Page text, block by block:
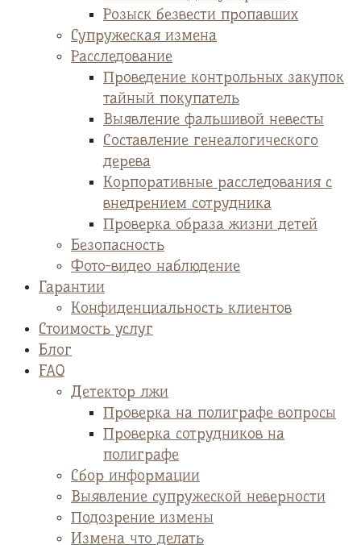
Розыск безвести пропавших
Супружеская измена
Расследование
Проведение контрольных закупок
тайный покупатель
Выявление фальшивой невесты
Cоставление генеалогического
дерева
Корпоративные расследования с
внедрением сотрудника
Проверка образа жизни детей
Безопасность
Фото-видео наблюдение
Гарантии
Конфиденциальность клиентов
Стоимость услуг
Блог
FAQ
Детектор лжи
Проверка на полиграфе вопросы
Проверка сотрудников на
полиграфе
Сбор информации
Выявление супружеской неверности
Подозрение измены
Измена что делать